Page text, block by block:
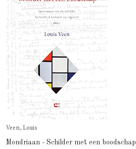
Veen, Louis
Mondriaan - Schilder met een boodschap